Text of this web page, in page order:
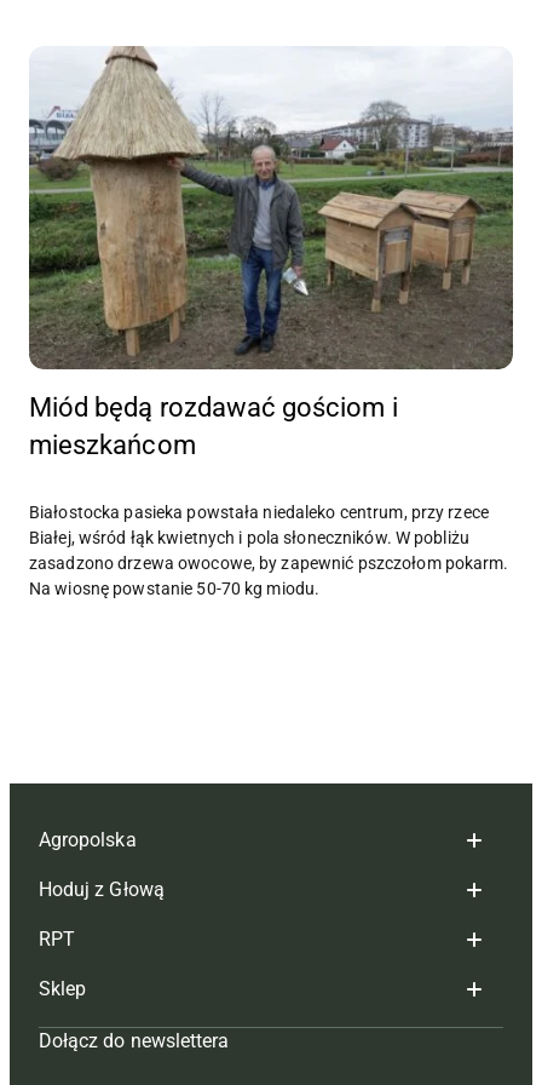
Miód będą rozdawać gościom i
mieszkańcom
Białostocka pasieka powstała niedaleko centrum, przy rzece
Białej, wśród łąk kwietnych i pola słoneczników. W pobliżu
zasadzono drzewa owocowe, by zapewnić pszczołom pokarm.
Na wiosnę powstanie 50-70 kg miodu.
Agropolska
Redakcja
Reklama
Tagi
Mapa serwisu
Hoduj z Głową
Hoduj z głową bydło
Hoduj z głową świnie
Prenumerata
RPT
Redakcja
Prenumerata
Sklep
Czasopisma i prenumerata
Dołącz do newslettera